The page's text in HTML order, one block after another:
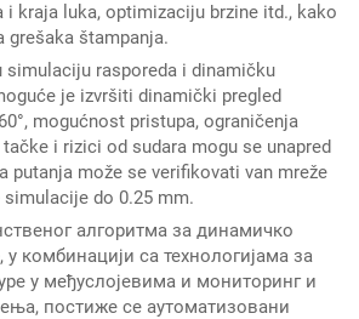
kraja luka, optimizaciju brzine itd., kako
grešaka štampanja.
simulaciju rasporeda i dinamičku
je izvršiti dinamički pregled
mogućnost pristupa, ograničenja
i rizici od sudara mogu se unapred
putanja može se verifikovati van mreže
do 0.25 mm.
алгоритма за динамичко
комбинацији са технологијама за
у међуслојевима и мониторинг и
постиже се аутоматизовани